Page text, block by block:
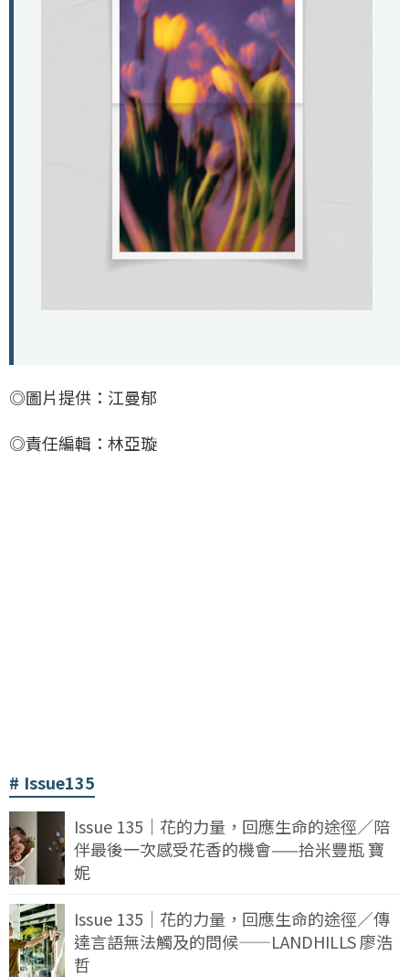
◎圖片提供：江曼郁
◎責任編輯：林亞璇
Issue135
Issue 135｜花的力量，回應生命的途徑／陪
伴最後一次感受花香的機會——拾米豐瓶 寶
妮
Issue 135｜花的力量，回應生命的途徑／傳
達言語無法觸及的問候——LANDHILLS 廖浩
哲